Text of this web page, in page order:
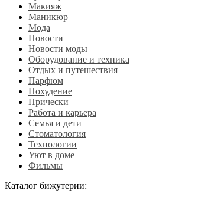
Макияж
Маникюр
Мода
Новости
Новости моды
Оборудование и техника
Отдых и путешествия
Парфюм
Похудение
Прически
Работа и карьера
Семья и дети
Стоматология
Технологии
Уют в доме
Фильмы
Каталог бижутерии: